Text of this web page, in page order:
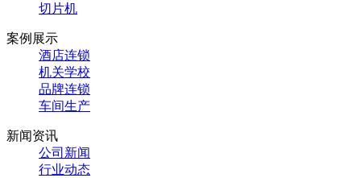
切片机
案例展示
酒店连锁
机关学校
品牌连锁
车间生产
新闻资讯
公司新闻
行业动态